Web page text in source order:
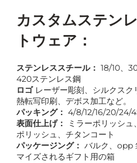
カスタムステン
トウェア：
ステンレススチール： 18/10、
420ステンレス鋼
ロゴレーザー彫刻、シルクスク
熱転写印刷、デボス加工など。
パッキング： 4/8/12/16/20/24/
表面仕上げ：
ミラーポリッシ
ポリッシュ、チタンコート
パッケージング： バルク、opp
マイズされるギフト用の箱